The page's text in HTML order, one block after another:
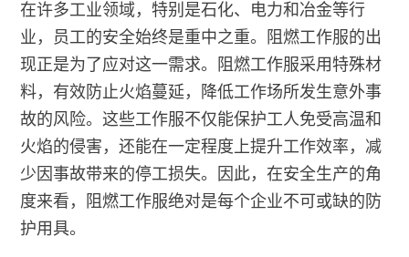
在许多工业领域，特别是石化、电力和冶金等行
业，员工的安全始终是重中之重。阻燃工作服的出
现正是为了应对这一需求。阻燃工作服采用特殊材
料，有效防止火焰蔓延，降低工作场所发生意外事
故的风险。这些工作服不仅能保护工人免受高温和
火焰的侵害，还能在一定程度上提升工作效率，减
少因事故带来的停工损失。因此，在安全生产的角
度来看，阻燃工作服绝对是每个企业不可或缺的防
护用具。